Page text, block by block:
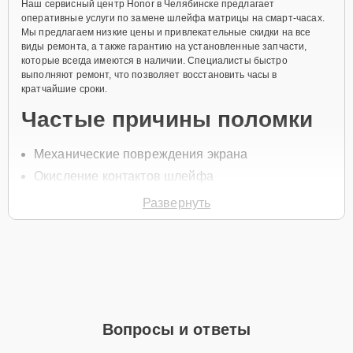
Наш сервисный центр Honor в Челябинске предлагает
оперативные услуги по замене шлейфа матрицы на смарт-часах.
Мы предлагаем низкие цены и привлекательные скидки на все
виды ремонта, а также гарантию на установленные запчасти,
которые всегда имеются в наличии. Специалисты быстро
выполняют ремонт, что позволяет восстановить часы в
кратчайшие сроки.
Частые причины поломки
Механические повреждения экрана
Окисление контактов шлейфа
Попадание влаги внутрь устройства
Повреждение шлейфа из-за неаккуратной
заботы о клиентах свяжется в течение минуты для уточнения
Развернуть
Вопросы и ответы